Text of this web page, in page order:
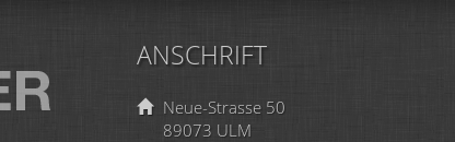
ANSCHRIFT
Neue-Strasse 50
89073 ULM